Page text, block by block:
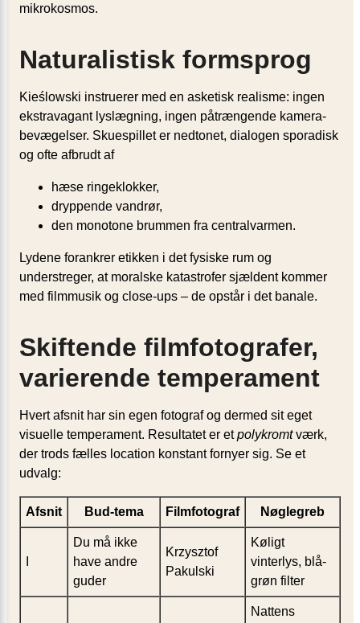
mikrokosmos.
Naturalistisk formsprog
Kieślowski instruerer med en asketisk realisme: ingen
ekstravagant lyslægning, ingen påtrængende kamera­
bevægelser. Skuespillet er nedtonet, dialogen sporadisk
og ofte afbrudt af
hæse ringeklokker,
dryppende vandrør,
den monotone brummen fra centralvarmen.
Lydene forankrer etikken i det fysiske rum og
understreger, at moralske katastrofer sjældent kommer
med filmmusik og close-ups – de opstår i det banale.
Skiftende filmfotografer,
varierende temperament
Hvert afsnit har sin egen fotograf og dermed sit eget
visuelle temperament. Resultatet er etpolykromtværk,
der trods fælles location konstant fornyer sig. Se et
udvalg:
Afsnit Bud-tema Filmfotograf Nøglegreb
Du må ikke
have andre
guder
Krzysztof
Pakulski
Køligt
vinterlys, blå-
grøn filter
Nattens